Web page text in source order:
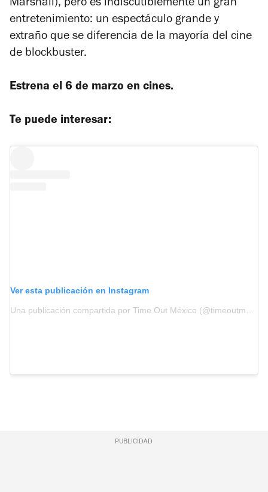
Marshall), pero es indiscutiblemente un gran
entretenimiento: un espectáculo grande y
extraño que se diferencia de la mayoría del cine
de blockbuster.
Estrena el 6 de marzo en cines.
Te puede interesar:
Ver esta publicación en Instagram
PUBLICIDAD